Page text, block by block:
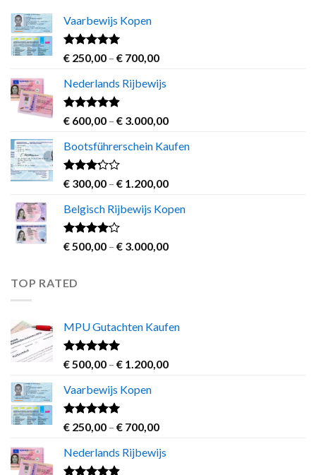
Vaarbewijs Kopen
Rated4.63
out of 5
€ 250,00 – € 700,00Price
€ 250,00
€ 700,00
Nederlands Rijbewijs
Rated4.60
out of 5
€ 600,00 – € 3.000,00Price
€ 600,00
€ 3.000,00
Bootsführerschein Kaufen
Rated
out of
5
€ 300,00 – € 1.200,00Price
€ 300,00
€ 1.200,00
Belgisch Rijbewijs Kopen
Rated
out
€500,00 – € 3.000,00Price
TOP RATED
MPU Gutachten Kaufen
Rated5.00
out of 5
€500,00 – € 1.200,00Price
Vaarbewijs Kopen
Rated4.63
out of 5
€ 250,00 – € 700,00Price
€ 250,00
Nederlands Rijbewijs